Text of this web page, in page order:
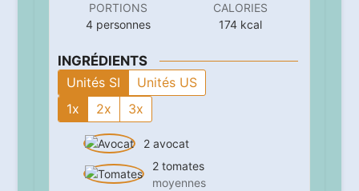
PORTIONS
4 personnes
CALORIES
174 kcal
INGRÉDIENTS
Unités SI
Unités US
1x
2x 3x
2 avocat
2 tomates
moyennes